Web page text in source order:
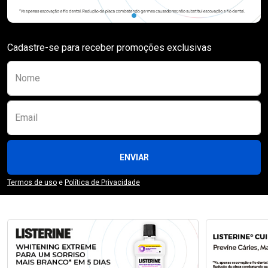
Cadastre-se para receber promoções exclusivas
Nome
Email
ENVIAR
Termos de uso e Política de Privacidade